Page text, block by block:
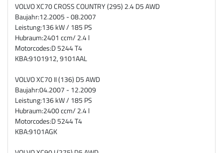
VOLVO XC70 CROSS COUNTRY (295) 2.4 D5 AWD
Baujahr:12.2005 - 08.2007
Leistung:136 kW / 185 PS
Hubraum:2401 ccm/ 2.4 l
Motorcodes:D 5244 T4
KBA:9101912, 9101AAL
VOLVO XC70 II (136) D5 AWD
Baujahr:04.2007 - 12.2009
Leistung:136 kW / 185 PS
Hubraum:2400 ccm/ 2.4 l
Motorcodes:D 5244 T4
KBA:9101AGK